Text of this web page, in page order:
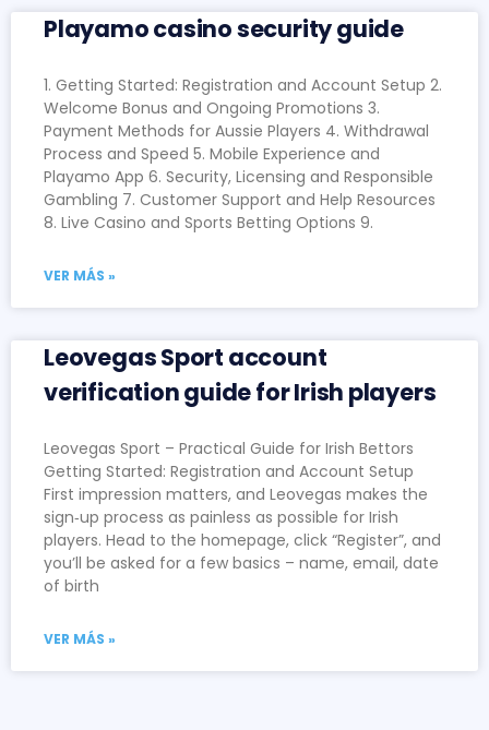
Playamo casino security guide
1. Getting Started: Registration and Account Setup 2.
Welcome Bonus and Ongoing Promotions 3.
Payment Methods for Aussie Players 4. Withdrawal
Process and Speed 5. Mobile Experience and
Playamo App 6. Security, Licensing and Responsible
Gambling 7. Customer Support and Help Resources
8. Live Casino and Sports Betting Options 9.
VER MÁS »
Leovegas Sport account
verification guide for Irish players
Leovegas Sport – Practical Guide for Irish Bettors
Getting Started: Registration and Account Setup
First impression matters, and Leovegas makes the
sign‑up process as painless as possible for Irish
players. Head to the homepage, click “Register”, and
you’ll be asked for a few basics – name, email, date
of birth
VER MÁS »